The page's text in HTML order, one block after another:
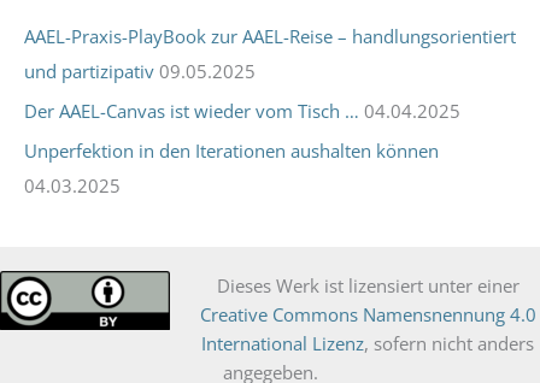
AAEL-Praxis-PlayBook zur AAEL-Reise – handlungsorientiert
und partizipativ 09.05.2025
Der AAEL-Canvas ist wieder vom Tisch … 04.04.2025
Unperfektion in den Iterationen aushalten können
04.03.2025
Die­ses Werk ist lizen­siert unter einer
Crea­ti­ve Com­mons Namens­nen­nung 4.0
Inter­na­tio­nal Lizenz, sofern nicht anders
angegeben.